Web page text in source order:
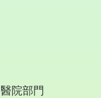
院部門